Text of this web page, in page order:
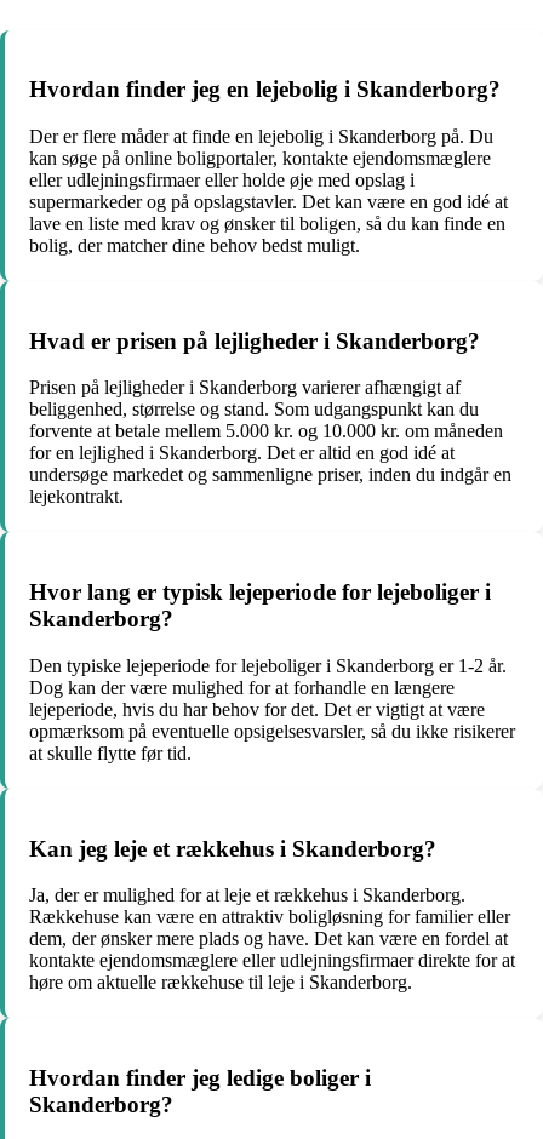
Hvordan finder jeg en lejebolig i Skanderborg?
Der er flere måder at finde en lejebolig i Skanderborg på. Du
kan søge på online boligportaler, kontakte ejendomsmæglere
eller udlejningsfirmaer eller holde øje med opslag i
supermarkeder og på opslagstavler. Det kan være en god idé at
lave en liste med krav og ønsker til boligen, så du kan finde en
bolig, der matcher dine behov bedst muligt.
Hvad er prisen på lejligheder i Skanderborg?
Prisen på lejligheder i Skanderborg varierer afhængigt af
beliggenhed, størrelse og stand. Som udgangspunkt kan du
forvente at betale mellem 5.000 kr. og 10.000 kr. om måneden
for en lejlighed i Skanderborg. Det er altid en god idé at
undersøge markedet og sammenligne priser, inden du indgår en
lejekontrakt.
Hvor lang er typisk lejeperiode for lejeboliger i
Skanderborg?
Den typiske lejeperiode for lejeboliger i Skanderborg er 1-2 år.
Dog kan der være mulighed for at forhandle en længere
lejeperiode, hvis du har behov for det. Det er vigtigt at være
opmærksom på eventuelle opsigelsesvarsler, så du ikke risikerer
at skulle flytte før tid.
Kan jeg leje et rækkehus i Skanderborg?
Ja, der er mulighed for at leje et rækkehus i Skanderborg.
Rækkehuse kan være en attraktiv boligløsning for familier eller
dem, der ønsker mere plads og have. Det kan være en fordel at
kontakte ejendomsmæglere eller udlejningsfirmaer direkte for at
høre om aktuelle rækkehuse til leje i Skanderborg.
Hvordan finder jeg ledige boliger i
Skanderborg?